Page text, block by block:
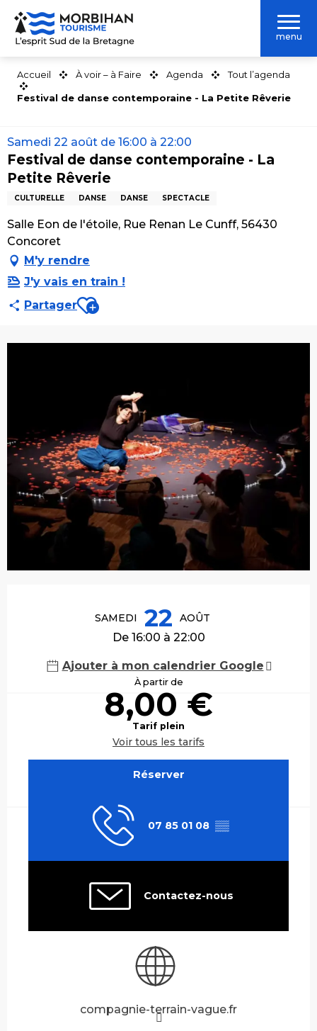
Aller
contenu
menu
Accueil À voir – à Faire Agenda Tout l’agenda
Festival de danse contemporaine - La Petite Rêverie
Samedi 22 août de 16:00 à 22:00
Festival de danse contemporaine - La
Petite Rêverie
CULTURELLE DANSE DANSE SPECTACLE
Salle Eon de l'étoile, Rue Renan Le Cunff, 56430
Concoret
M'y rendre
J'y vais en train !
PartagerAjouter aux favoris
SAMEDI 22 AOÛT
De 16:00 à 22:00
Ajouter à mon calendrier Google
À partir de
8,00 €
Tarif plein
Voir tous les tarifs
Réserver
07 85 01 08 ▒▒
Contactez-nous
compagnie-terrain-vague.fr